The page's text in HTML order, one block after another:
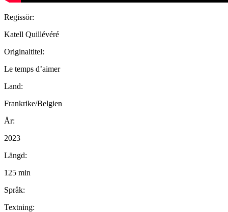
Regissör:
Katell Quillévéré
Originaltitel:
Le temps d’aimer
Land:
Frankrike/Belgien
År:
2023
Längd:
125 min
Språk:
Textning: